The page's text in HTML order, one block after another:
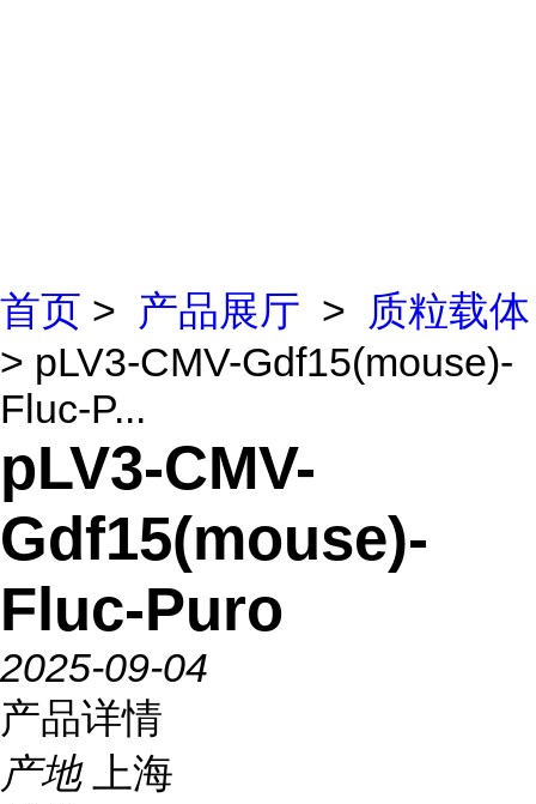
首页 > 产品展厅 >
质粒载体
> pLV3-CMV-Gdf15(mouse)-
Fluc-P...
pLV3-CMV-
Gdf15(mouse)-
Fluc-Puro
2025-09-04
产品详情
产地
上海